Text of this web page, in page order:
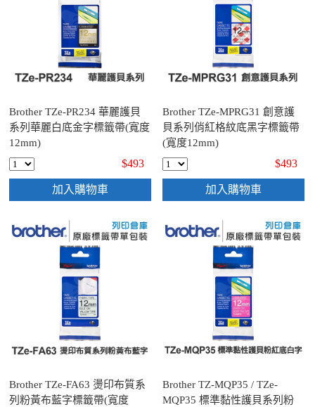
Brother TZe-PR234 華麗護貝
系列華麗白底金字標籤帶(寬度
12mm)
$493
加入購物車
Brother TZe-MPRG31 創意護
貝系列俏紅格紋底黑字標籤帶
(寬度12mm)
$493
加入購物車
Brother TZe-FA63 燙印布質系
列粉黃布藍字標籤帶(寬度
Brother TZ-MQP35 / TZe-
MQP35 標準黏性護貝系列粉